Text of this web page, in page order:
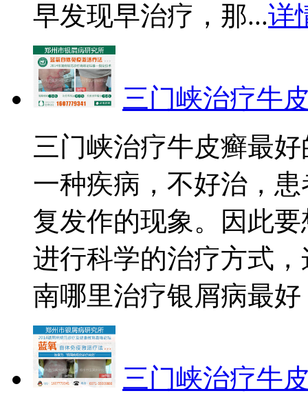
早发现早治疗，那...详
三门峡治疗牛
三门峡治疗牛皮癣最
一种疾病，不好治，
复发作的现象。因此
进行科学的治疗方式
南哪里治疗银屑病最好
三门峡治疗牛